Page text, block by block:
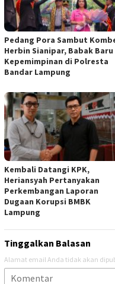
Pedang Pora Sambut
Herbin Sianipar, Babak Baru
Kepemimpinan di Polresta
Bandar Lampung
Kembali Datangi KPK,
Heriansyah Pertanyakan
Perkembangan Laporan
Dugaan Korupsi BMBK
Lampung
Tinggalkan Balasan
Alamat email Anda tidak akan